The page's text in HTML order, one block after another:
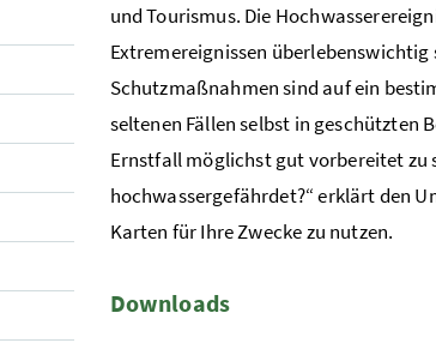
und Tourismus. Die
Extremereignissen
Schutzmaßnahmen sind auf ein
seltenen Fällen selbst in geschützten
Ernstfall möglichst gut vorbereitet zu
hochwassergefährdet?“ erklärt den
Karten für Ihre Zwecke zu nutzen.
Downloads